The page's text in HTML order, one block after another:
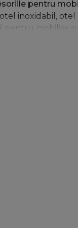
pentru
inoxidabil,
pentru mobilier